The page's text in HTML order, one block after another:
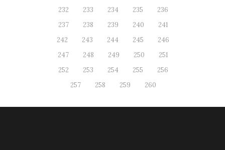
232
233 234 235
236
237
238 239 240
241
242
243 244 245
246
247
248 249 250
251
252
253 254 255
256
257
258 259 260